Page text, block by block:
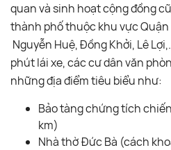
quan và sinh hoạt cộng đồng
thành phố thuộc khu vực Quận
Nguyễn Huệ, Đồng Khởi, Lê
phút lái xe, các cư dân văn
những địa điểm tiêu biểu như:
Bảo tàng chứng tích
km)
Nhà thờ Đức Bà (cách